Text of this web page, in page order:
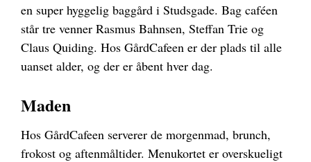
en super hyggelig baggård i Studsgade. Bag caféen
står tre venner Rasmus Bahnsen, Steffan Trie og
Claus Quiding. Hos GårdCafeen er der plads til alle
uanset alder, og der er åbent hver dag.
Maden
Hos GårdCafeen serverer de morgenmad, brunch,
frokost og aftenmåltider. Menukortet er overskueligt